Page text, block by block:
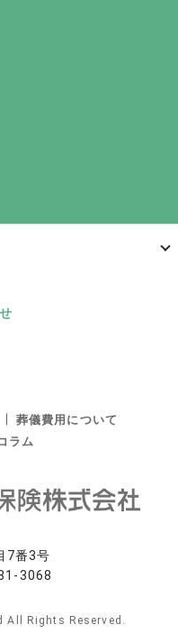
いいお墓-永代供養墓版
ド
仏壇」
葬儀費用について
ラム
Rights Reserved.
7番3号
3068